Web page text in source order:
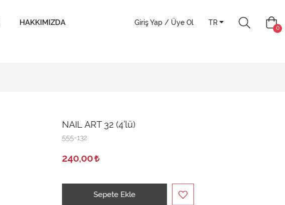
HAKKIMIZDA Giriş Yap / Üye Ol TR
0
NAIL ART 32 (4’lü)
555-132
240,00
Sepete Ekle